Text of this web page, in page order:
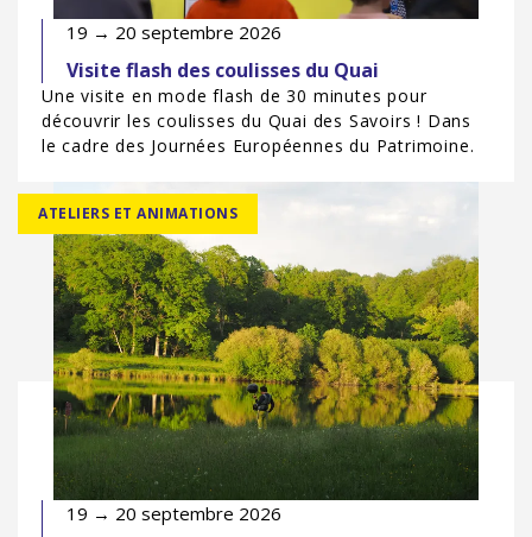
Visite flash des coulisses du Quai
19 → 20 septembre 2026
Une visite en mode flash de 30 minutes pour
découvrir les coulisses du Quai des Savoirs ! Dans
le cadre des Journées Européennes du Patrimoine.
19 → 20 septembre 2026
ATELIERS ET ANIMATIONS